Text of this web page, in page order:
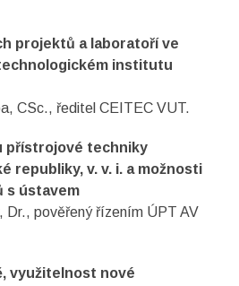
projektů a laboratoří ve
institutu
CSc., ředitel CEITEC VUT.
přístrojové techniky
republiky, v. v. i. a možnosti
s ústavem
Dr., pověřený řízením ÚPT AV
využitelnost nové